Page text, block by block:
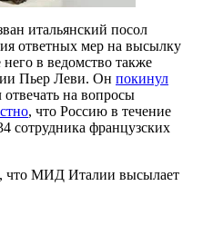
итальянский посол
ответных мер на высылку
в ведомство также
Пьер Леви. Он покинул
на вопросы
, что Россию в течение
сотрудника французских
, что МИД Италии высылает